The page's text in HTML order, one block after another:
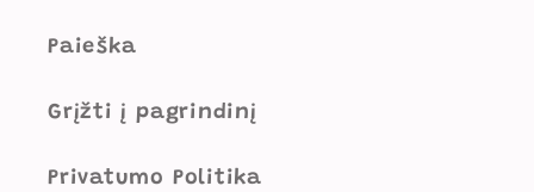
Paieška
Grįžti į pagrindinį
Privatumo Politika